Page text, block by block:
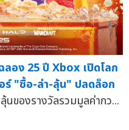
อง 25 ปี Xbox เปิดโลก
ร์ "ซื้อ-ล่า-ลุ้น" ปลดล็อก
ของรางวัลรวมมูลค่ากว...